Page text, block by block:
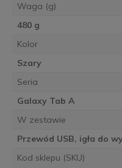
Waga (g)
480 g
Kolor
Szary
Seria
Galaxy Tab A
W zestawie
Przewód USB, igła do
Kod sklepu (SKU)